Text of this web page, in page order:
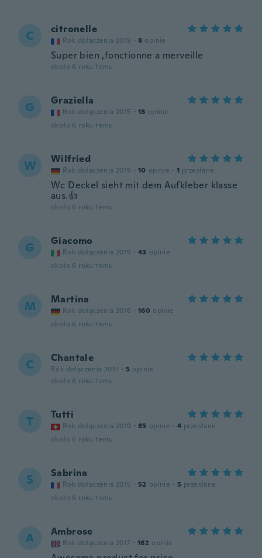
C citronelle
Rok dołączenia 2019 · 8 opinie
Super bien ,fonctionne a merveille
około 6 roku temu
G Graziella
Rok dołączenia 2015 · 18 opinie
około 6 roku temu
W Wilfried
Rok dołączenia 2019 · 10 opinie · 1 przesłane
Wc Deckel sieht mit dem Aufkleber klasse
aus.👍
około 6 roku temu
G Giacomo
Rok dołączenia 2019 · 43 opinie
około 6 roku temu
M Martina
Rok dołączenia 2016 · 160 opinie
około 6 roku temu
C Chantale
Rok dołączenia 2017 · 5 opinie
około 6 roku temu
T Tutti
Rok dołączenia 2019 · 85 opinie · 4 przesłane
około 6 roku temu
S Sabrina
Rok dołączenia 2015 · 52 opinie · 5 przesłane
około 6 roku temu
A Ambrose
Rok dołączenia 2017 · 162 opinie